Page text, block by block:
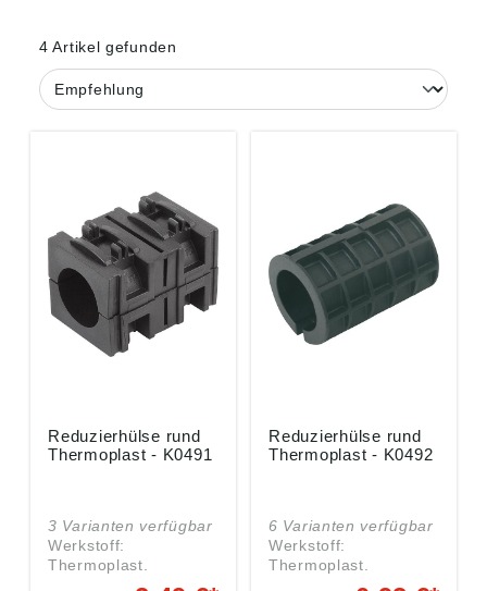
4 Artikel gefunden
Reduzierhülse rund
Thermoplast - K0491
3 Varianten verfügbar
Werkstoff:
Thermoplast.
Ausführung: schwarz.
Reduzierhülse rund
Thermoplast - K0492
6 Varianten verfügbar
Werkstoff:
Thermoplast.
Ausführung: schwarz.